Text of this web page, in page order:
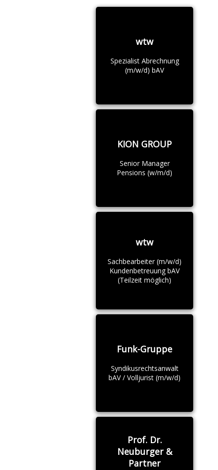
wtw
Spezialist Abrechnung
(m/w/d) bAV
KION GROUP
Senior Manager
Pensions (w/m/d)
wtw
Sachbearbeiter (m/w/d)
Kundenbetreuung bAV
(Teilzeit möglich)
Funk-Gruppe
Syndikusrechtsanwalt
bAV / Volljurist (m/w/d)
Prof. Dr.
Neuburger &
Partner